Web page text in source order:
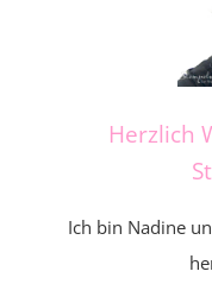
Herzlich
Ich bin Nadine